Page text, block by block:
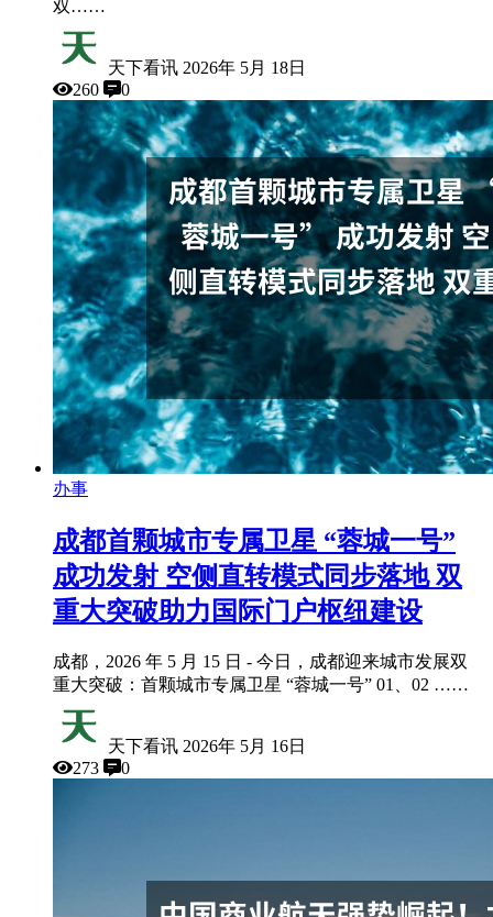
双……
天下看讯 2026年 5月 18日
260
0
办事
成都首颗城市专属卫星 “蓉城一号”
成功发射 空侧直转模式同步落地 双
重大突破助力国际门户枢纽建设
成都，2026 年 5 月 15 日 - 今日，成都迎来城市发展双
重大突破：首颗城市专属卫星 “蓉城一号” 01、02 ……
天下看讯 2026年 5月 16日
273
0